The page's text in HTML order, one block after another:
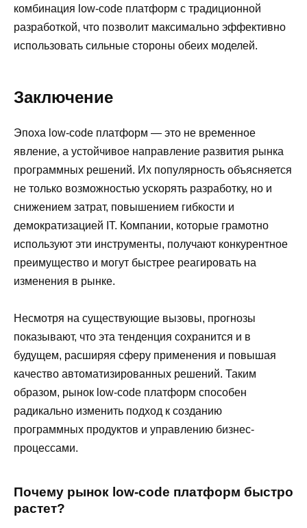
комбинация low-code платформ с традиционной
разработкой, что позволит максимально эффективно
использовать сильные стороны обеих моделей.
Заключение
Эпоха low-code платформ — это не временное
явление, а устойчивое направление развития рынка
программных решений. Их популярность объясняется
не только возможностью ускорять разработку, но и
снижением затрат, повышением гибкости и
демократизацией IT. Компании, которые грамотно
используют эти инструменты, получают конкурентное
преимущество и могут быстрее реагировать на
изменения в рынке.
Несмотря на существующие вызовы, прогнозы
показывают, что эта тенденция сохранится и в
будущем, расширяя сферу применения и повышая
качество автоматизированных решений. Таким
образом, рынок low-code платформ способен
радикально изменить подход к созданию
программных продуктов и управлению бизнес-
процессами.
Почему рынок low-code платформ быстро
растет?